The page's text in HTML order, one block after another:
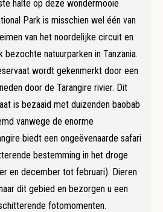
halte op deze wondermooie
Park is misschien wel één van
van het noordelijke circuit en
bezochte natuurparken in Tanzania.
wordt gekenmerkt door een
door de Tarangire rivier. Dit
is bezaaid met duizenden baobab
vanwege de enorme
biedt een ongeëvenaarde safari
bestemming in het droge
en december tot februari). Dieren
dit gebied en bezorgen u een
fotomomenten.